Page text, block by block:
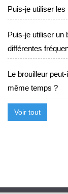
Puis-je utiliser
Puis-je utiliser un
différentes
Le brouilleur
même temps ?
Voir tout